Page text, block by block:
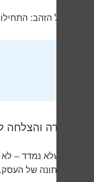
הכלל הזהב:
מדידה והצלחה
מה שלא נמדד – לא
התחתונה של העסק.